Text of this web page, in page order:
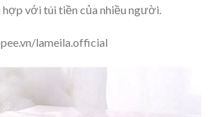
hợp với túi tiền của nhiều người.
lameila.official